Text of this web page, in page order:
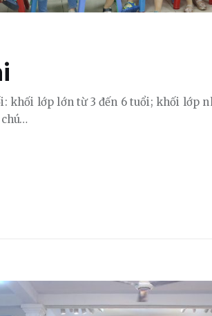
khối lớp lớn từ 3 đến 6 tuổi; khối lớp